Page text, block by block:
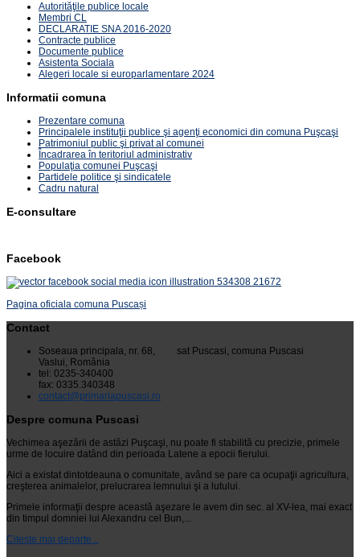
Autorităţile publice locale
Membri CL
DECLARATIE SNA 2016-2020
Contracte publice
Documente publice
Asistenta Sociala
Alegeri locale si europarlamentare 2024
Informatii comuna
Prezentare comuna
Principalele instituţii publice şi agenţi economici din comuna Puşcaşi
Patrimoniul public şi privat al comunei
Încadrarea în teritoriul administrativ
Populaţia comunei Puşcaşi
Partidele politice şi sindicatele
Cadru natural
E-consultare
Facebook
Pagina oficiala comuna Puscași
Contact
Soseaua principala, nr. 68, sat Puscasi, comuna Puscasi
Vaslui, România
tel: 0235-340400
fax: 0335.340348
contact@primariapuscasi.ro
Despre comuna Puscasi
Vechimea aşezării de astăzi Puşcaşi, nu poate fi stabilită cu precizie, primele
urme de locuire datând din perioada Latene a epocii fierului.
Aici a existat dintotdeauna o comunitate, având se pare ca ocupaţii agricultura,
creşterea animalelor, prelucrarea lemnului şi a lutului.
Primele informaţii despre această aşezare le avem din sec. al XV-lea, mai exact
din timpul domniei lui Alexandru cel Bun,...
Citeste mai departe...